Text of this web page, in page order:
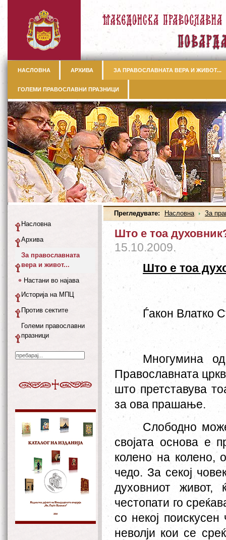
НАСЛОВНА АРХИВА ЗА ПРАВОСЛАВНАТА ВЕРА И ЖИВОТ...
ГОЛЕМИ ПРАВОСЛАВНИ ПРАЗНИЦИ
Прегледувате: Насловна За
Што е тоа
15.10.2009.
Што е тоа
Ѓакон Влатко
Многумина
Православната
што претставува
за ова прашање.
Слободно
својата основа е
колено на колено,
чедо. За секој
духовниот
честопати го
со некој
неволји кои се
Насловна
Архива
За православната
вера и живот...
Настани во најава
Историја на МПЦ
Против сектите
Големи православни
празници